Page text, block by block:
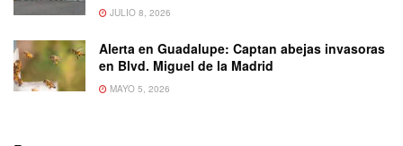
JULIO 8, 2026
Alerta en Guadalupe: Captan abejas invasoras
en Blvd. Miguel de la Madrid
MAYO 5, 2026